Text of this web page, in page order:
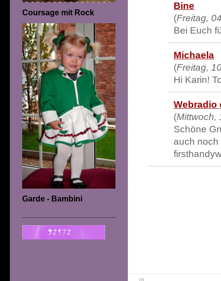
Bine
(Freitag,
Bei Euch
Michaela
(Freitag,
Hi Karin!
Webradio
(Mittwoch,
Schöne
auch noch
Coursage mit Rock
Garde - Bambini